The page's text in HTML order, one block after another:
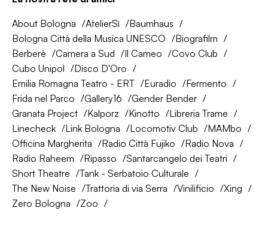
About Bologna AtelierSì
Baumhaus
Bologna Città della Musica UNESCO
Biografilm
Berberè
Camera a Sud Il Cameo
Covo Club
Cubo Unipol
Disco D'Oro
Emilia Romagna Teatro - ERT
Euradio
Fermento
Frida nel Parco
Gallery16
Gender Bender
Granata Project
Kalporz Kinotto
Libreria Trame
Linecheck
Link Bologna Locomotiv Club
MAMbo
Officina Margherita
Radio Città Fujiko
Radio Nova
Radio Raheem
Ripasso
Santarcangelo dei Teatri
Short Theatre
Tank - Serbatoio Culturale
The New Noise
Trattoria di via Serra Vinilificio
Xing
Zero Bologna
Zoo